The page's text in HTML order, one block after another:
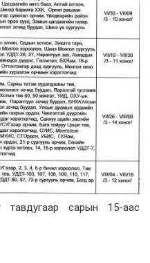
сарын 15-аас